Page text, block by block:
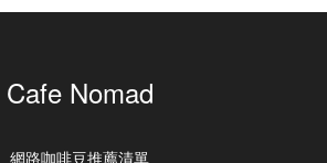
Cafe Nomad
網路咖啡豆推薦清單